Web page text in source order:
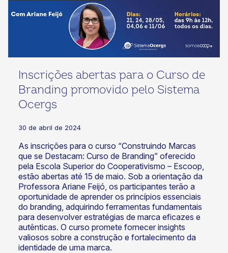
Inscrições abertas para o Curso de
Branding promovido pelo Sistema
Ocergs
30 de abril de 2024
As inscrições para o curso “Construindo Marcas
que se Destacam: Curso de Branding” oferecido
pela Escola Superior do Cooperativismo – Escoop,
estão abertas até 15 de maio. Sob a orientação da
Professora Ariane Feijó, os participantes terão a
oportunidade de aprender os princípios essenciais
do branding, adquirindo ferramentas fundamentais
para desenvolver estratégias de marca eficazes e
autênticas. O curso promete fornecer insights
valiosos sobre a construção e fortalecimento da
identidade de uma marca.